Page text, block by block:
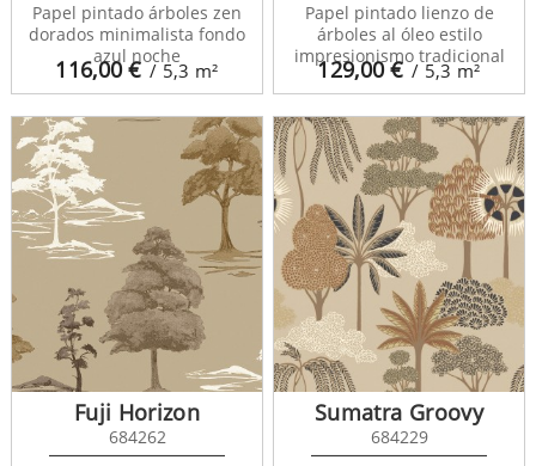
116,00€ / 5,3 m²
Papel pintado árboles zen
dorados minimalista fondo
azul noche
129,00€ / 5,3 m²
Papel pintado lienzo de
árboles al óleo estilo
impresionismo tradicional
Fuji Horizon
684262
Sumatra Groovy
684229